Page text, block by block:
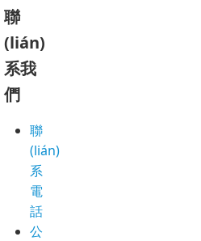
聯
(lián)
系我
們
聯
(lián)
系
電
話
公